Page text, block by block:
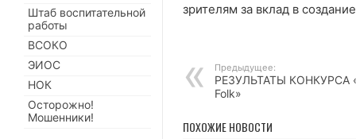
зрителям за вклад в
Предыдущее:
РЕЗУЛЬТАТЫ КОНКУРСА
Folk»
ПОХОЖИЕ НОВОСТИ
Штаб воспитательной
работы
ВСОКО
ЭИОС
НОК
Осторожно!
Мошенники!